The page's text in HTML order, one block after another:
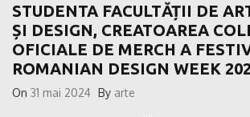
STUDENTA FACULTĂȚII DE
ȘI DESIGN, CREATOAREA
OFICIALE DE MERCH A
ROMANIAN DESIGN WEEK
On 31 mai 2024 By arte